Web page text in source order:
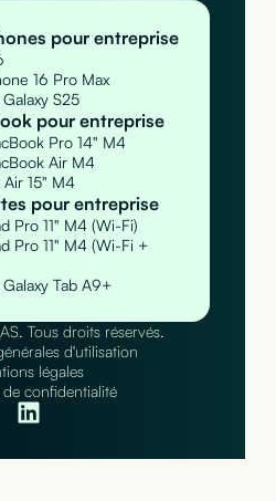
pour entreprise
16 Pro Max
S25
pour entreprise
Pro 14" M4
Air M4
15" M4
pour entreprise
Pro 11" M4 (Wi-Fi)
Pro 11" M4 (Wi-Fi +
Tab A9+
Tous droits réservés.
d'utilisation
légales
confidentialité